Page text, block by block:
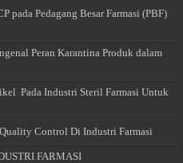
pada Pedagang Besar Farmasi (PBF)
Peran Karantina Produk dalam
Pada Industri Steril Farmasi Untuk
Control Di Industri Farmasi
FARMASI